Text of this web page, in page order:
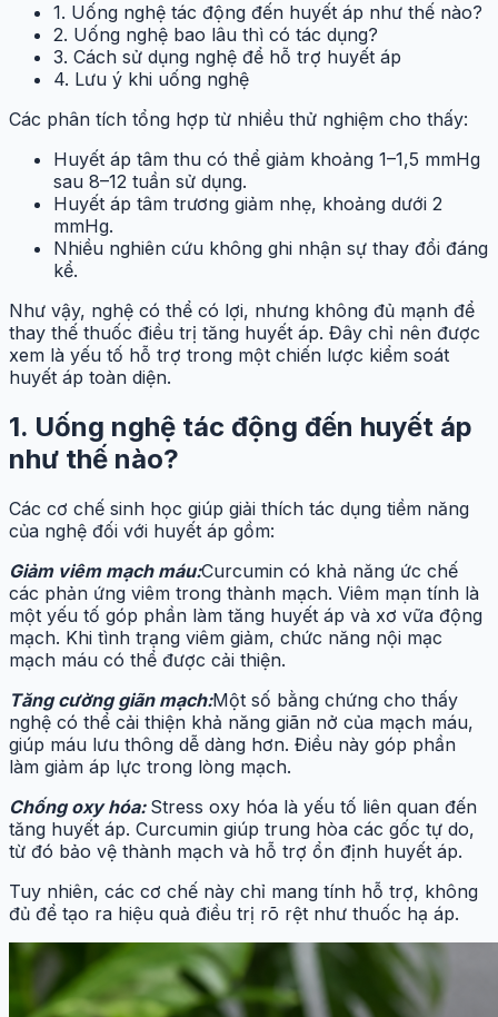
1. Uống nghệ tác động đến huyết áp như thế nào?
2. Uống nghệ bao lâu thì có tác dụng?
3. Cách sử dụng nghệ để hỗ trợ huyết áp
4. Lưu ý khi uống nghệ
Các phân tích tổng hợp từ nhiều thử nghiệm cho thấy:
Huyết áp tâm thu có thể giảm khoảng 1–1,5 mmHg
sau 8–12 tuần sử dụng.
Huyết áp tâm trương giảm nhẹ, khoảng dưới 2
mmHg.
Nhiều nghiên cứu không ghi nhận sự thay đổi đáng
kể.
Như vậy, nghệ có thể có lợi, nhưng không đủ mạnh để
thay thế thuốc điều trị tăng huyết áp. Đây chỉ nên được
xem là yếu tố hỗ trợ trong một chiến lược kiểm soát
huyết áp toàn diện.
1. Uống nghệ tác động đến huyết áp
như thế nào?
Các cơ chế sinh học giúp giải thích tác dụng tiềm năng
của nghệ đối với huyết áp gồm:
Giảm viêm mạch máu:Curcumin có khả năng ức chế
các phản ứng viêm trong thành mạch. Viêm mạn tính là
một yếu tố góp phần làm tăng huyết áp và xơ vữa động
mạch. Khi tình trạng viêm giảm, chức năng nội mạc
mạch máu có thể được cải thiện.
Tăng cường giãn mạch:Một số bằng chứng cho thấy
nghệ có thể cải thiện khả năng giãn nở của mạch máu,
giúp máu lưu thông dễ dàng hơn. Điều này góp phần
làm giảm áp lực trong lòng mạch.
Chống oxy hóa: Stress oxy hóa là yếu tố liên quan đến
tăng huyết áp. Curcumin giúp trung hòa các gốc tự do,
từ đó bảo vệ thành mạch và hỗ trợ ổn định huyết áp.
Tuy nhiên, các cơ chế này chỉ mang tính hỗ trợ, không
đủ để tạo ra hiệu quả điều trị rõ rệt như thuốc hạ áp.